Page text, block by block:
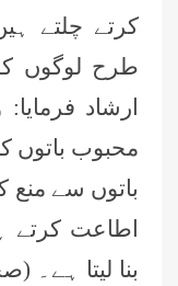
کرتے چلتے
طرح لوگوں
ارشاد
محبوب باتوں
باتوں سے منع
اطاعت کرتے
بنا لیتا ہے۔